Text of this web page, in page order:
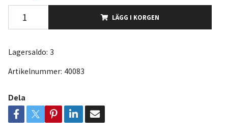
LÄGG I KORGEN
Lagersaldo: 3
Artikelnummer: 40083
Dela